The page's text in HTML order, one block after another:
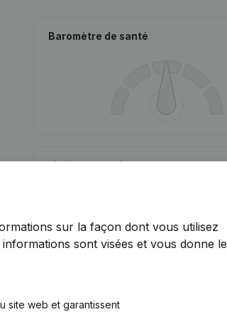
Baromètre de santé
Limite de crédit
sur cette entreprise ?
sur la façon dont vous utilisez
sont visées et vous donne le
site web et garantissent